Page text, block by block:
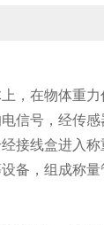
，在物体重
信号，经传
接线盒进入
备，组成称量